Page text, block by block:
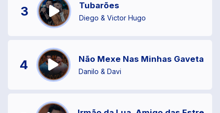
3 Tubarões
Diego & Victor Hugo
4 Não Mexe Nas Minhas Gavetas
Danilo & Davi